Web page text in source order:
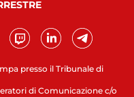
presso il Tribunale di
di Comunicazione c/o